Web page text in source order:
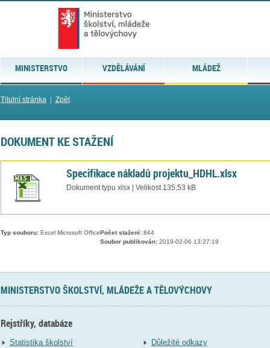
MINISTERSTVO VZDĚLÁVÁNÍ MLÁDEŽ
Titulní stránka| Zpět
DOKUMENT KE STAŽENÍ
Specifikace nákladů projektu_HDHL.xlsx
Dokument typu xlsx | Velikost 135,53 kB
Typ souboru:Excel Microsoft Office Počet stažení:844
Soubor publikován:2019-02-06 13:27:19
MINISTERSTVO ŠKOLSTVÍ, MLÁDEŽE A TĚLOVÝCHOVY
Rejstříky, databáze
Statistika školství
Důležité odkazy